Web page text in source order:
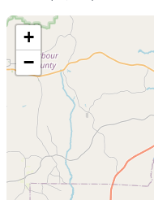
+
−